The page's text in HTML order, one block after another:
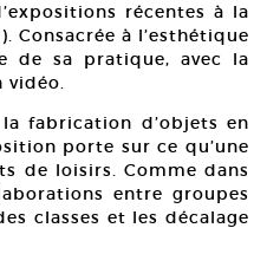
récentes à la
Consacrée à l’esthétique
de sa pratique, avec la
vidéo.
fabrication d’objets en
porte sur ce qu’une
de loisirs. Comme dans
entre groupes
classes et les décalage